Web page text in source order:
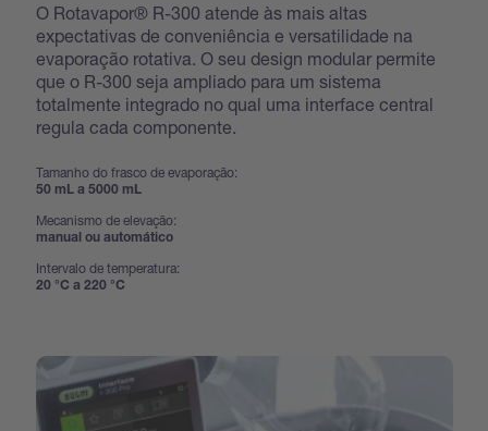
O Rotavapor® R-300 atende às mais altas
expectativas de conveniência e versatilidade na
evaporação rotativa. O seu design modular permite
que o R-300 seja ampliado para um sistema
totalmente integrado no qual uma interface central
regula cada componente.
Tamanho do frasco de evaporação:
50 mL a 5000 mL
Mecanismo de elevação:
manual ou automático
Intervalo de temperatura:
20 °C a 220 °C